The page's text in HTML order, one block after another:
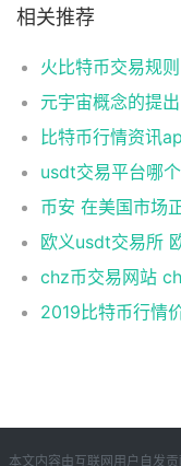
相关推荐
火比特币交易规
元宇宙概念的提
比特币行情资讯
usdt交易平台哪
欧义usdt交易所
chz币交易网站
2019比特币行情
本文内容由互联网用户自发